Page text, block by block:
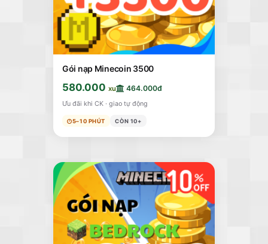
Gói nạp Minecoin 3500
580.000 xu 464.000đ
Ưu đãi khi CK · giao tự động
5–10 PHÚT CÒN 10+